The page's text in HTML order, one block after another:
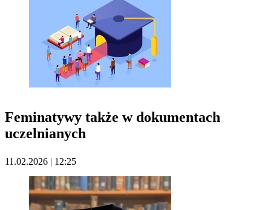
Feminatywy także w dokumentach
uczelnianych
11.02.2026 | 12:25